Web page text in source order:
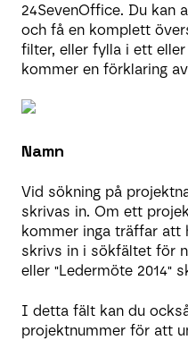
24SevenOffice. Du kan
och få en komplett
filter, eller fylla i ett
kommer en förklaring
Namn
Vid sökning på
skrivas in. Om ett
kommer inga träffar att
skrivs in i sökfältet för
eller "Ledermöte 2014"
I detta fält kan du
projektnummer för att